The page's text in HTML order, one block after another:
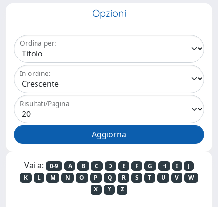
Opzioni
Ordina per:
In ordine:
Risultati/Pagina
Vai a: 0-9 A B C D E F G H I
J
K
L M N O P Q R S T U V
W
X
Y Z